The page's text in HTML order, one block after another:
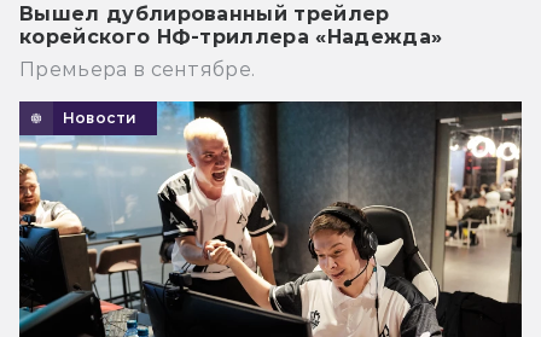
Вышел дублированный трейлер
корейского НФ-триллера «Надежда»
Премьера в сентябре.
Новости